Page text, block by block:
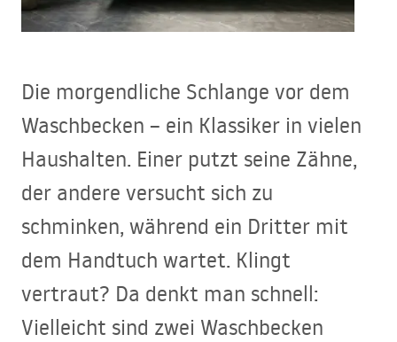
Die morgendliche Schlange vor dem
Waschbecken – ein Klassiker in vielen
Haushalten. Einer putzt seine Zähne,
der andere versucht sich zu
schminken, während ein Dritter mit
dem Handtuch wartet. Klingt
vertraut? Da denkt man schnell:
Vielleicht sind zwei Waschbecken